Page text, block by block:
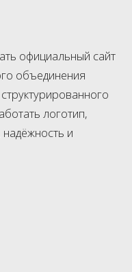
официальный сайт
объединения
логотип,
надёжность и